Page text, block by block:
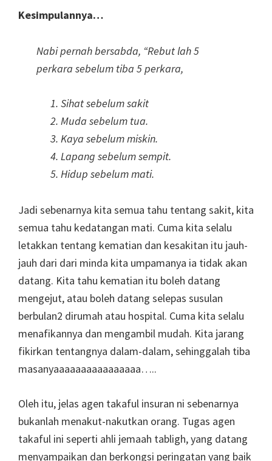
Kesimpulannya…
Nabi pernah bersabda, “Rebut lah 5
perkara sebelum tiba 5 perkara,
Sihat sebelum sakit
Muda sebelum tua.
Kaya sebelum miskin.
Lapang sebelum sempit.
Hidup sebelum mati.
Jadi sebenarnya kita semua tahu tentang sakit, kita
semua tahu kedatangan mati. Cuma kita selalu
letakkan tentang kematian dan kesakitan itu jauh-
jauh dari dari minda kita umpamanya ia tidak akan
datang. Kita tahu kematian itu boleh datang
mengejut, atau boleh datang selepas susulan
berbulan2 dirumah atau hospital. Cuma kita selalu
menafikannya dan mengambil mudah. Kita jarang
fikirkan tentangnya dalam-dalam, sehinggalah tiba
masanyaaaaaaaaaaaaaaaa…..
Oleh itu, jelas agen takaful insuran ni sebenarnya
bukanlah menakut-nakutkan orang. Tugas agen
takaful ini seperti ahli jemaah tabligh, yang datang
menyampaikan dan berkongsi peringatan yang baik